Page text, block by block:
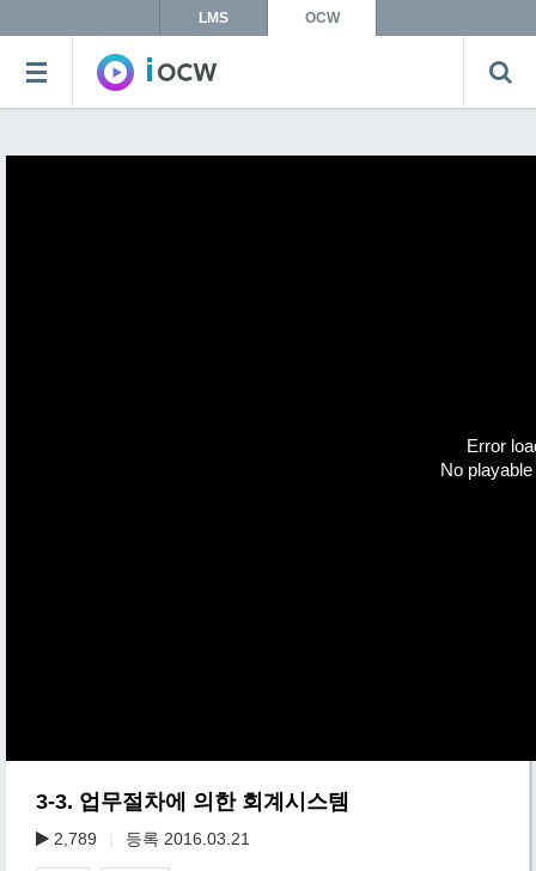
LMS OCW
Error
No
3-3. 업무절차에 의한 회계시스템
2,789 등록 2016.03.21